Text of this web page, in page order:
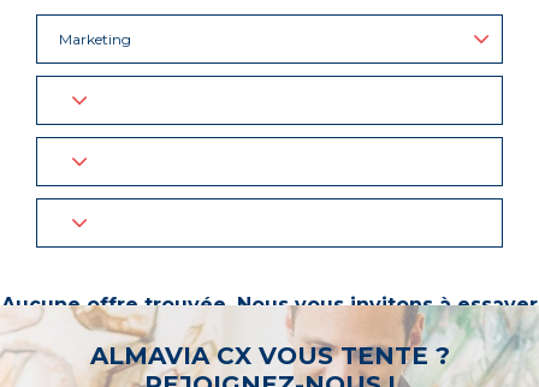
Marketing
Aucune offre trouvée. Nous vous invitons à essayer
d’autres mots-clés ou à sélectionner un « métier ».
ALMAVIA CX VOUS TENTE ?